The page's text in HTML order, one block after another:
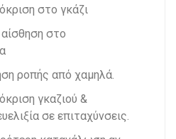
στο γκάζι
αίσθηση στο
ροπής από χαμηλά.
γκαζιού &
σε επιταχύνσεις.